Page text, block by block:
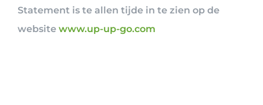
Statement is te allen tijde in te zien op de
website www.up-up-go.com